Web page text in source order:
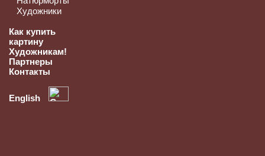
Художники
Как купить
картину
Художникам!
Партнеры
Контакты
English